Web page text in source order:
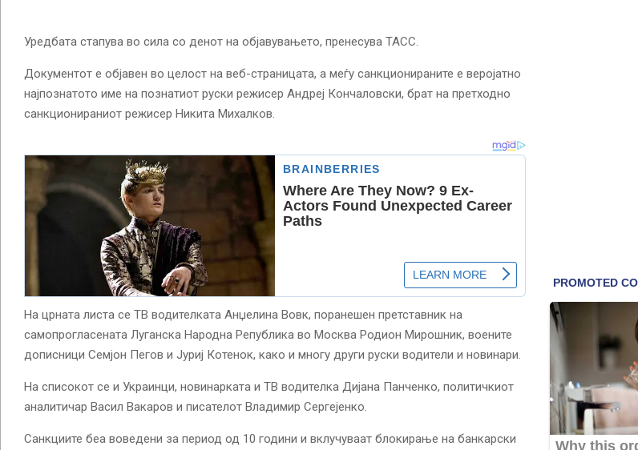
Уредбата стапува во сила со денот на објавувањето, пренесува ТАСС.
Документот е објавен во целост на веб-страницата, а меѓу санкционираните е веројатно
најпознатото име на познатиот руски режисер Андреј Кончаловски, брат на претходно
санкционираниот режисер Никита Михалков.
На црната листа се ТВ водителката Анџелина Вовк, поранешен претставник на
самопрогласената Луганска Народна Република во Москва Родион Мирошник, воените
дописници Семјон Пегов и Јуриј Котенок, како и многу други руски водители и новинари.
На списокот се и Украинци, новинарката и ТВ водителка Дијана Панченко, политичкиот
аналитичар Васил Вакаров и писателот Владимир Сергејенко.
Санкциите беа воведени за период од 10 години и вклучуваат блокирање на банкарски